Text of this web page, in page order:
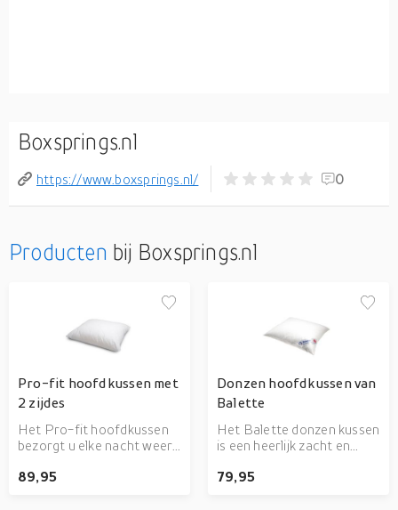
Boxsprings.nl
https://www.boxsprings.nl/ 0
Producten bij Boxsprings.nl
Pro-fit hoofdkussen met
2 zijdes
Het Pro-fit hoofdkussen
bezorgt u elke nacht weer
komt door de twee zijdes
89,95
Donzen hoofdkussen van
Balette
Het Balette donzen kussen
is een heerlijk zacht en
dit ook door de tijk van het
79,95